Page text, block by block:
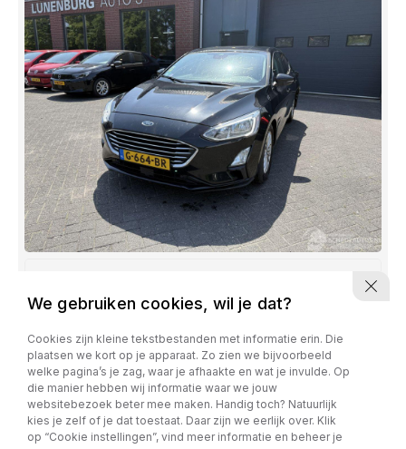
1.0 EcoBoost Titanium Business
105.488 km Benzine Handgeschakeld
€ 4.350,-
We gebruiken cookies, wil je dat?
Cookies zijn kleine tekstbestanden met informatie erin. Die
plaatsen we kort op je apparaat. Zo zien we bijvoorbeeld
welke pagina’s je zag, waar je afhaakte en wat je invulde. Op
die manier hebben wij informatie waar we jouw
websitebezoek beter mee maken. Handig toch? Natuurlijk
kies je zelf of je dat toestaat. Daar zijn we eerlijk over. Klik
op “Cookie instellingen”, vind meer informatie en beheer je